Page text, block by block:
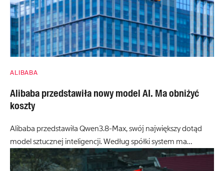
ALIBABA
Alibaba przedstawiła nowy model AI. Ma obniżyć
koszty
Alibaba przedstawiła Qwen3.8-Max, swój największy dotąd
model sztucznej inteligencji. Według spółki system ma…